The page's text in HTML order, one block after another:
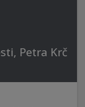
Petra Krč